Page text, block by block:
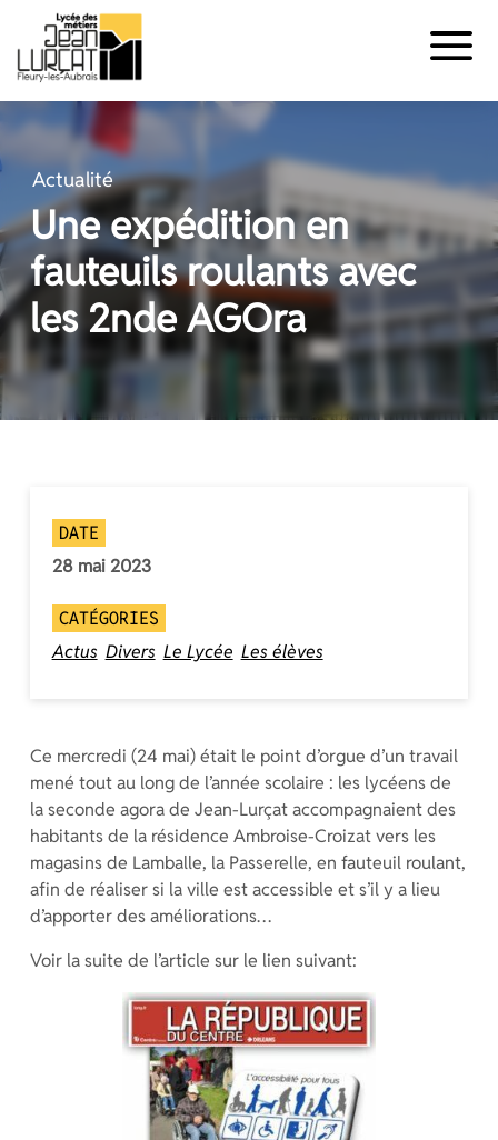
au
contenu
Actualité
Une expédition en
fauteuils roulants avec
les 2nde AGOra
DATE
28 mai 2023
CATÉGORIES
Actus Divers Le Lycée Les élèves
Ce mercredi (24 mai) était le point d’orgue d’un travail
mené tout au long de l’année scolaire : les lycéens de
la seconde agora de Jean-Lurçat accompagnaient des
habitants de la résidence Ambroise-Croizat vers les
magasins de Lamballe, la Passerelle, en fauteuil roulant,
afin de réaliser si la ville est accessible et s’il y a lieu
d’apporter des améliorations…
Voir la suite de l’article sur le lien suivant:
Panneau de gestion des cookies